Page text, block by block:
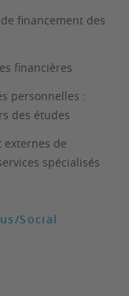
financement des
financières
personnelles :
des études
externes de
spécialisés
Social